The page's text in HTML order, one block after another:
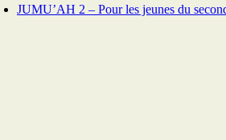
JUMU’AH 2 – Pour les jeunes du